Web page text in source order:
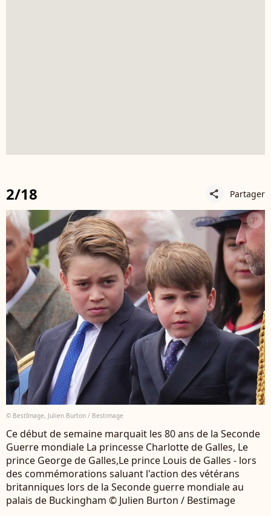
2/18 share Partager
© BestImage, Julien Burton / Bestimage
Ce début de semaine marquait les 80 ans de la Seconde
Guerre mondiale La princesse Charlotte de Galles, Le
prince George de Galles,Le prince Louis de Galles - lors
des commémorations saluant l'action des vétérans
britanniques lors de la Seconde guerre mondiale au
palais de Buckingham © Julien Burton / Bestimage